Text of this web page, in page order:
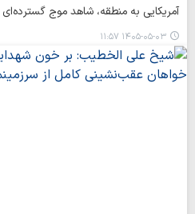
آمریکایی به منطقه، شاهد موج
۱۴۰۵-۰۵-۰۳ ۱۱:۵۷